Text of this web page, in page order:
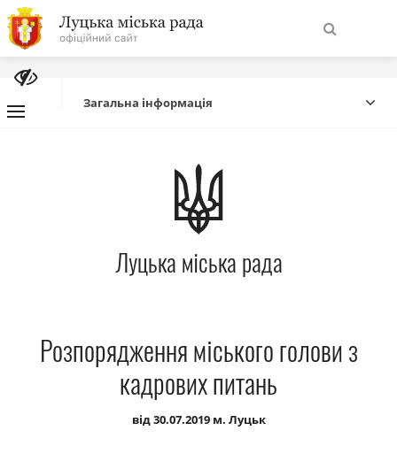
На
головну
Про місто
Міська влада
Міська рада
Публічна інформація
Прозорість влади
Загальна інформація
Луцька міська рада
Розпорядження міського голови з
кадрових питань
від 30.07.2019 м. Луцьк